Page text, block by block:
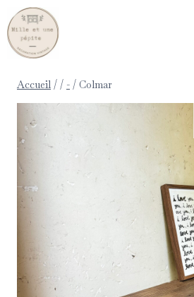
Accueil / / - / Colmar